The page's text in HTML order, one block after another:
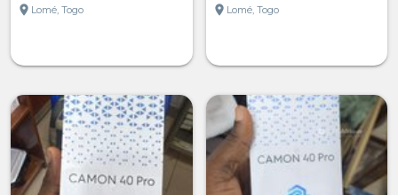
location_on Lomé, Togo
location_on Lomé, Togo